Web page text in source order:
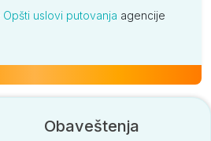
Opšti uslovi putovanja agencije
Obaveštenja